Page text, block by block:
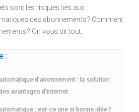
sont les risques liés aux
des abonnements ? Comment
? On vous dit tout.
:
d’abonnement : la solution
avantages d’internet
: est-ce une si bonne idée ?